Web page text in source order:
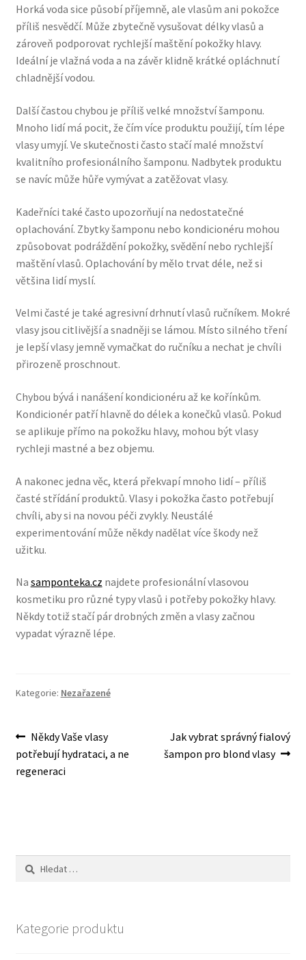
Zásady ochrany osobních údajů
Zboží se slevou
Horká voda sice působí příjemně, ale vlasům ani pokožce
příliš nesvědčí. Může zbytečně vysušovat délky vlasů a
zároveň podporovat rychlejší maštění pokožky hlavy.
Ideální je vlažná voda a na závěr klidně krátké opláchnutí
chladnější vodou.
Další častou chybou je příliš velké množství šamponu.
Mnoho lidí má pocit, že čím více produktu použijí, tím lépe
vlasy umyjí. Ve skutečnosti často stačí malé množství
kvalitního profesionálního šamponu. Nadbytek produktu
se navíc může hůře vymývat a zatěžovat vlasy.
Kadeřníci také často upozorňují na nedostatečné
oplachování. Zbytky šamponu nebo kondicionéru mohou
způsobovat podráždění pokožky, svědění nebo rychlejší
maštění vlasů. Oplachování by mělo trvat déle, než si
většina lidí myslí.
Velmi časté je také agresivní drhnutí vlasů ručníkem. Mokré
vlasy jsou citlivější a snadněji se lámou. Místo silného tření
je lepší vlasy jemně vymačkat do ručníku a nechat je chvíli
přirozeně proschnout.
Chybou bývá i nanášení kondicionéru až ke kořínkům.
Kondicionér patří hlavně do délek a konečků vlasů. Pokud
se aplikuje přímo na pokožku hlavy, mohou být vlasy
rychleji mastné a bez objemu.
A nakonec jedna věc, která překvapí mnoho lidí – příliš
časté střídání produktů. Vlasy i pokožka často potřebují
chvíli, aby si na novou péči zvykly. Neustálé
experimentování může někdy nadělat více škody než
užitku.
Na samponteka.cz najdete profesionální vlasovou
kosmetiku pro různé typy vlasů i potřeby pokožky hlavy.
Někdy totiž stačí pár drobných změn a vlasy začnou
vypadat výrazně lépe.
Kategorie: Nezařazené
Navigace
pro
Předchozí
příspěvek:
Někdy Vaše vlasy
potřebují hydrataci, a ne
regeneraci
Následující
příspěvek:
Jak vybrat správný fialový
šampon pro blond vlasy
Vyhledávání
Kategorie produktu